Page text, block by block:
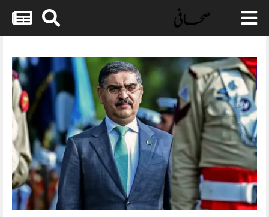
Skip
content